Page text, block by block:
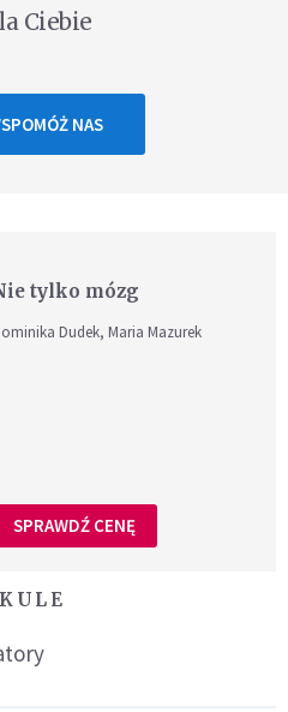
Ciebie
NAS
tylko mózg
Dudek, Maria Mazurek
SPRAWDŹ CENĘ